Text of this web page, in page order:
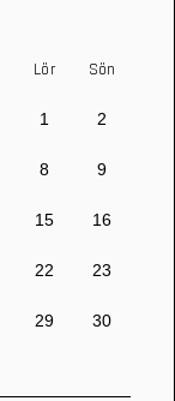
Lör Sön
1 2
8 9
15 16
22 23
29 30